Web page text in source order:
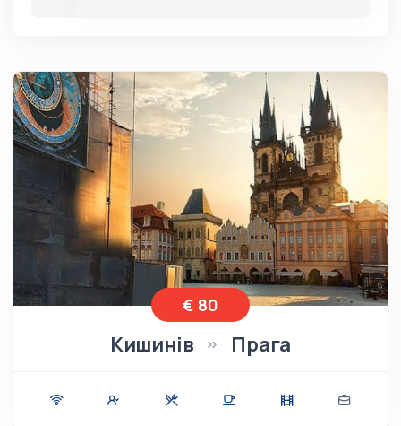
€ 80
Кишинів Прага